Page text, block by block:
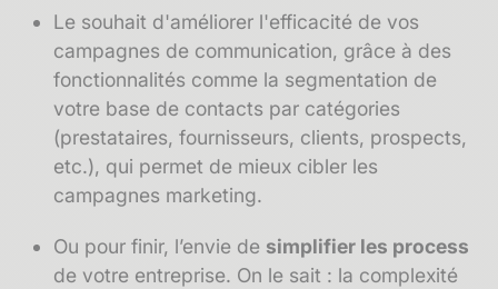
Le souhait d'améliorer l'efficacité de vos
campagnes de communication, grâce à des
fonctionnalités comme la segmentation de
votre base de contacts par catégories
(prestataires, fournisseurs, clients, prospects,
etc.), qui permet de mieux cibler les
campagnes marketing.
Ou pour finir, l’envie de simplifier les process
de votre entreprise. On le sait : la complexité